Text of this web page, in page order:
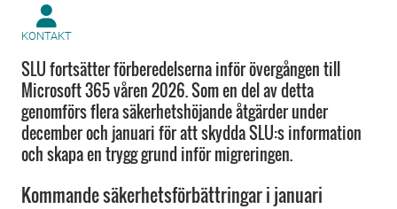
KONTAKT
SLU fortsätter förberedelserna inför övergången till
Microsoft 365 våren 2026. Som en del av detta
genomförs flera säkerhetshöjande åtgärder under
december och januari för att skydda SLU:s information
och skapa en trygg grund inför migreringen.
Kommande säkerhetsförbättringar i januari